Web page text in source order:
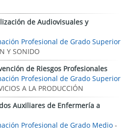
de Audiovisuales y
Profesional de Grado Superior
Y SONIDO
de Riesgos Profesionales
Profesional de Grado Superior
A LA PRODUCCIÓN
Auxiliares de Enfermería a
Profesional de Grado Medio -